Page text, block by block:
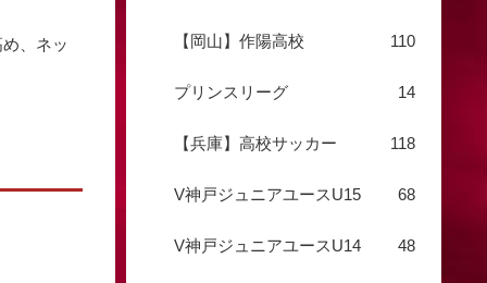
、ネッ
【岡山】作陽高校 110
プリンスリーグ 14
【兵庫】高校サッカー 118
V神戸ジュニアユースU15 68
V神戸ジュニアユースU14 48